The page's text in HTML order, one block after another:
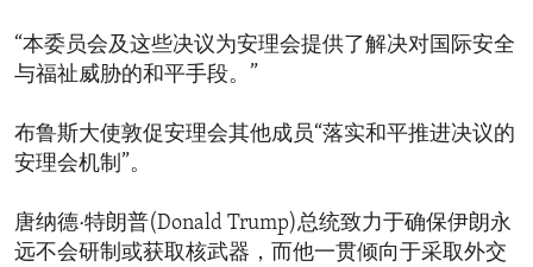
“本委员会及这些决议为安理会提供了解决对国际安全
与福祉威胁的和平手段。”
布鲁斯大使敦促安理会其他成员“落实和平推进决议的
安理会机制”。
唐纳德·特朗普(Donald Trump)总统致力于确保伊朗永
远不会研制或获取核武器，而他一贯倾向于采取外交